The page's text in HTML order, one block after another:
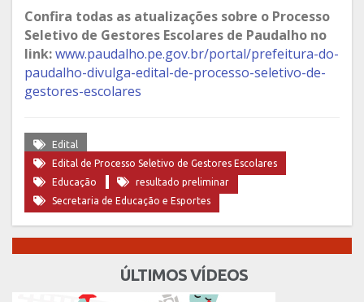
Confira todas as atualizações sobre o Processo
Seletivo de Gestores Escolares de Paudalho no
link:www.paudalho.pe.gov.br/portal/prefeitura-do-
paudalho-divulga-edital-de-processo-seletivo-de-
gestores-escolares
Edital
Edital de Processo Seletivo de Gestores Escolares
Educação
resultado preliminar
Secretaria de Educação e Esportes
ÚLTIMOS VÍDEOS